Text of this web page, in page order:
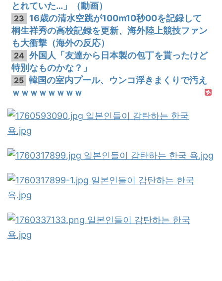
とれていた…」（動画）
23 16歳の清水空跳が100m10秒00を記録して
桐生祥秀の高校記録を更新、海外陸上競技ファン
も大衝撃（海外の反応）
24 外国人「友達から日本製の包丁を貰ったけど
特別なものかな？」
25 韓国の室内プール、ウンコ浮きまくりで汚え
ｗｗｗｗｗｗｗｗ